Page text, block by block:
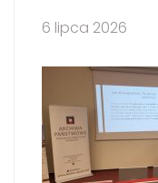
6 lipca 2026